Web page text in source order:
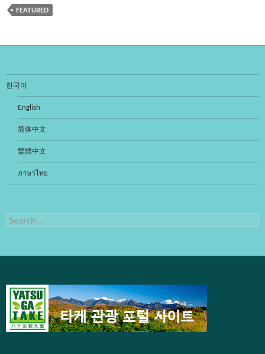
FEATURED
한국어
English
简体中文
繁體中文
ภาษาไทย
Search
for: